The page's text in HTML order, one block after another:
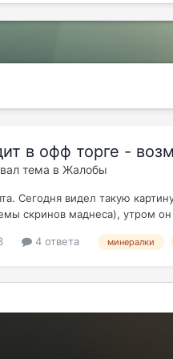
в офф торге -
тема в Жалобы
Сегодня видел такую
скринов маднеса), утром он
4 ответа минералки